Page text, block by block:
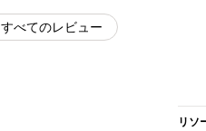
すべてのレビュー
リソ